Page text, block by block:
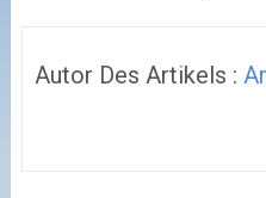
Autor Des Artikels :